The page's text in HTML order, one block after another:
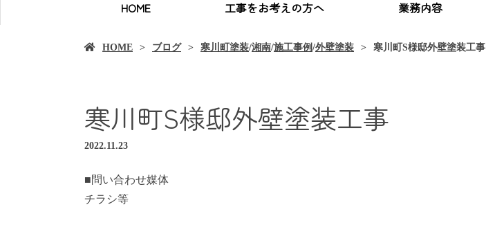
HOME 工事をお考えの方へ 業務内容
HOME ブログ 寒川町塗装/湘南/施工事例/外壁塗装 寒川町S様邸外壁塗装工事
寒川町S様邸外壁塗装工事
2022.11.23
■問い合わせ媒体
チラシ等